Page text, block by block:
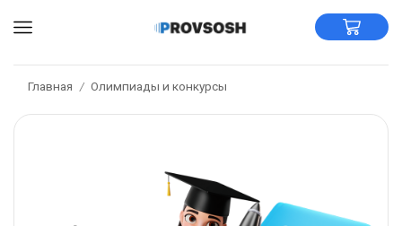
Главная / Олимпиады и конкурсы